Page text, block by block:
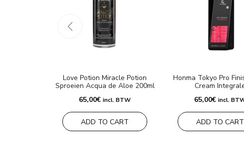
Love Potion Miracle Potion
Sproeien Acqua de Aloe 200ml
65,00€ incl. BTW
ADD TO CART
Honma Tokyo Pro
Cream
65,00€ incl.
ADD TO CART